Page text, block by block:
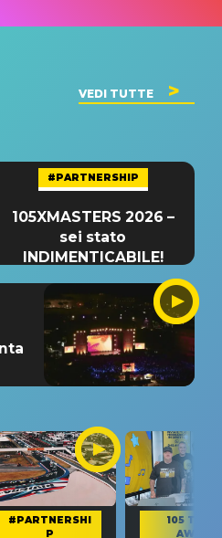
VEDI TUTTE
#PARTNERSHIP
105XMASTERS 2026 –
sei stato
INDIMENTICABILE!
#PARTNERSHI
P
105 TAKE
AWAY